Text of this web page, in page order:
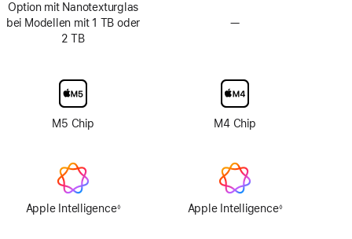
Option mit Nanotexturglas
bei Modellen mit 1 TB oder
2 TB
M5 Chip
Apple Intelligence◊
—Keine
M4 Chip
Apple Intelligence◊